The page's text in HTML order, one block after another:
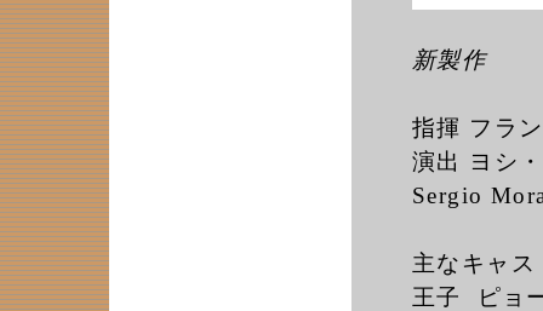
新製作
指揮 フラ
演出 ヨシ
Sergio
主なキャス
王子 ピョ